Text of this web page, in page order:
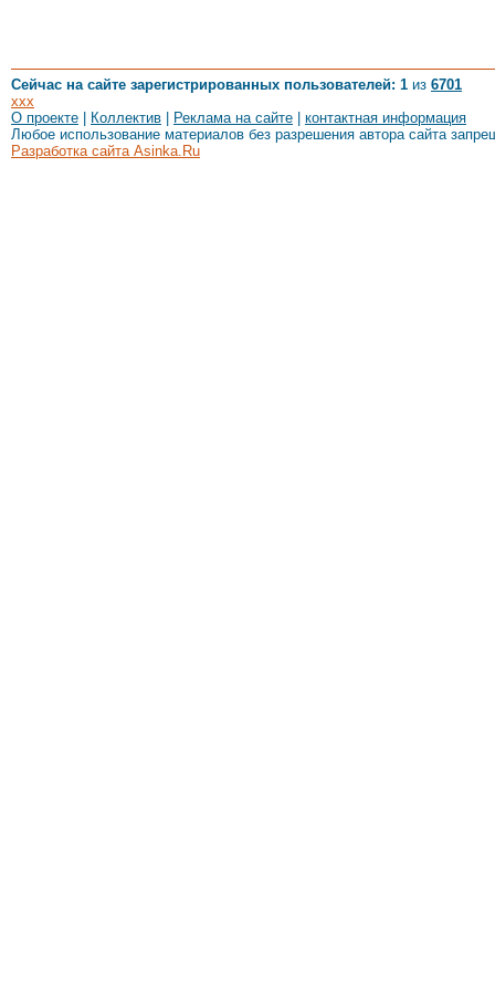
Сейчас на сайте зарегистрированных пользователей: 1 из 6701
xxx
О проекте
Коллектив Реклама на сайте
контактная информация
Любое использование материалов без разрешения автора сайта
Разработка сайта Asinka.Ru